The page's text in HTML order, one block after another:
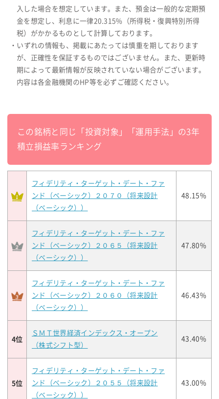
入した場合を想定しています。また、預金は一般的な定期預
金を想定し、利息に一律20.315%（所得税・復興特別所得
税）がかかるものとして計算しております。
・いずれの情報も、掲載にあたっては慎重を期しております
が、正確性を保証するものではございません。また、更新時
期によって最新情報が反映されていない場合がございます。
内容は各金融機関のHP等を必ずご確認ください。
この銘柄と同じ「投資対象」「運用手法」の3年
積立損益率ランキング
フィデリティ・ターゲット・デート・ファ
ンド（ベーシック）２０７０（将来設計
（ベーシック））
48.15%
フィデリティ・ターゲット・デート・ファ
ンド（ベーシック）２０６５（将来設計
（ベーシック））
47.80%
フィデリティ・ターゲット・デート・ファ
ンド（ベーシック）２０６０（将来設計
（ベーシック））
46.43%
4位
ＳＭＴ世界経済インデックス・オープン
（株式シフト型）
43.40%
5位
フィデリティ・ターゲット・デート・ファ
ンド（ベーシック）２０５５（将来設計
（ベーシック））
43.00%